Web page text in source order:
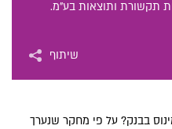
תקשורת ותוצאות בע"מ.
שיתוף
בבנק? על פי מחקר שנערך